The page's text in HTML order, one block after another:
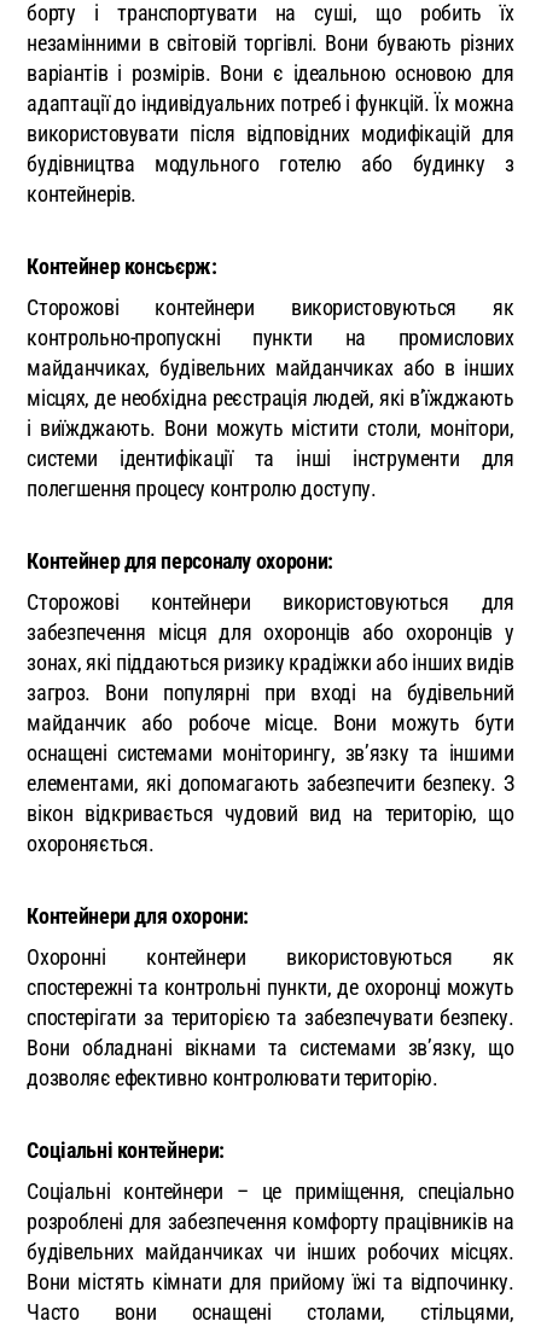
борту і транспортувати на суші, що робить їх
незамінними в світовій торгівлі. Вони бувають різних
варіантів і розмірів. Вони є ідеальною основою для
адаптації до індивідуальних потреб і функцій. Їх можна
використовувати після відповідних модифікацій для
будівництва модульного готелю або будинку з
контейнерів.
Контейнер консьєрж:
Сторожові контейнери використовуються як
контрольно-пропускні пункти на промислових
майданчиках, будівельних майданчиках або в інших
місцях, де необхідна реєстрація людей, які в’їжджають
і виїжджають. Вони можуть містити столи, монітори,
системи ідентифікації та інші інструменти для
полегшення процесу контролю доступу.
Контейнер для персоналу охорони:
Сторожові контейнери використовуються для
забезпечення місця для охоронців або охоронців у
зонах, які піддаються ризику крадіжки або інших видів
загроз. Вони популярні при вході на будівельний
майданчик або робоче місце. Вони можуть бути
оснащені системами моніторингу, зв’язку та іншими
елементами, які допомагають забезпечити безпеку. З
вікон відкривається чудовий вид на територію, що
охороняється.
Контейнери для охорони:
Охоронні контейнери використовуються як
спостережні та контрольні пункти, де охоронці можуть
спостерігати за територією та забезпечувати безпеку.
Вони обладнані вікнами та системами зв’язку, що
дозволяє ефективно контролювати територію.
Соціальні контейнери:
Соціальні контейнери – це приміщення, спеціально
розроблені для забезпечення комфорту працівників на
будівельних майданчиках чи інших робочих місцях.
Вони містять кімнати для прийому їжі та відпочинку.
Часто вони оснащені столами, стільцями,